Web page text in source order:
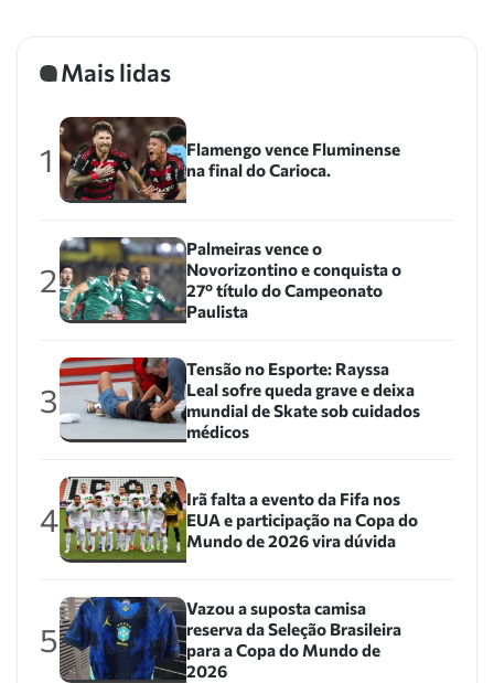
Mais lidas
1
Flamengo vence Fluminense
na final do Carioca.
2
Palmeiras vence o
Novorizontino e conquista o
27º título do Campeonato
Paulista
3
Tensão no Esporte: Rayssa
Leal sofre queda grave e deixa
mundial de Skate sob cuidados
médicos
4
Irã falta a evento da Fifa nos
EUA e participação na Copa do
Mundo de 2026 vira dúvida
5
Vazou a suposta camisa
reserva da Seleção Brasileira
para a Copa do Mundo de
2026